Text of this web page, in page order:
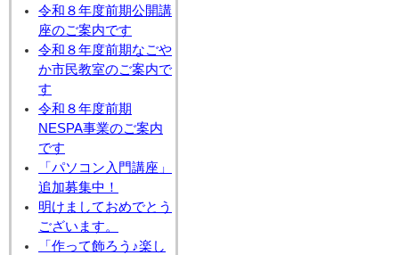
令和８年度前期公開講
座のご案内です
令和８年度前期なごや
か市民教室のご案内で
す
令和８年度前期
NESPA事業のご案内
です
「パソコン入門講座」
追加募集中！
明けましておめでとう
ございます。
「作って飾ろう♪楽し